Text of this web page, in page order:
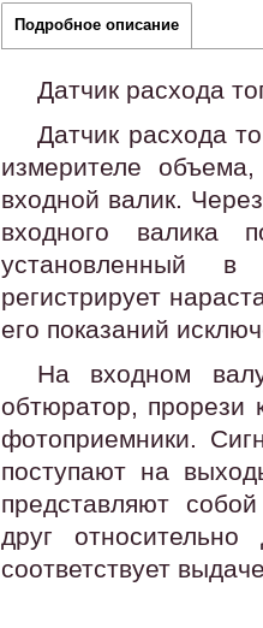
Подробное описание
Датчик расхода
Датчик расхода
измерителе
входной валик.
входного валика
установленный в
регистрирует
его показаний
На входном
обтюратор, прорези
фотоприемники.
поступают на
представляют
друг
соответствует